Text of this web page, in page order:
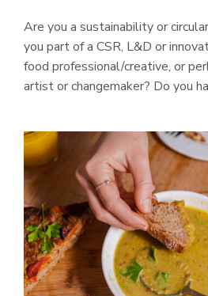
Are you a sustainability or
you part of a CSR, L&D or
food professional/creative, or
artist or changemaker? Do you